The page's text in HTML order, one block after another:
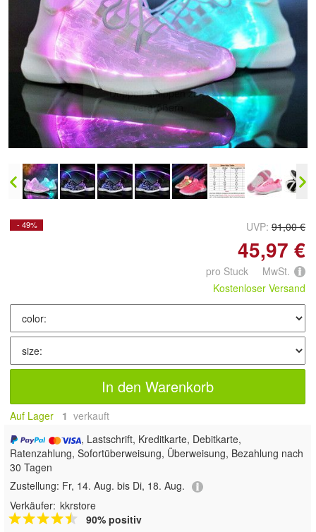
Doppelt antippen zum
vergrößern
- 49% UVP: 91,00 €
45,97 €
pro Stuck MwSt.
Kostenloser Versand
In den Warenkorb
Auf Lager 1 verkauft
, Lastschrift, Kreditkarte, Debitkarte,
Ratenzahlung, Sofortüberweisung, Überweisung, Bezahlung nach
30 Tagen
Zustellung: Fr, 14. Aug. bis Di, 18. Aug.
Verkäufer: kkrstore
90% positiv